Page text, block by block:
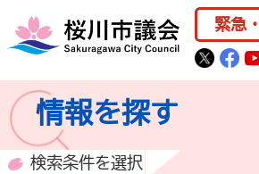
緊急
桜
情報を探す
検索条件を選択